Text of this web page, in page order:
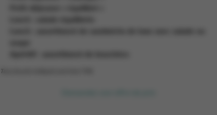
Tous les prix indiqués sont hors TVA.